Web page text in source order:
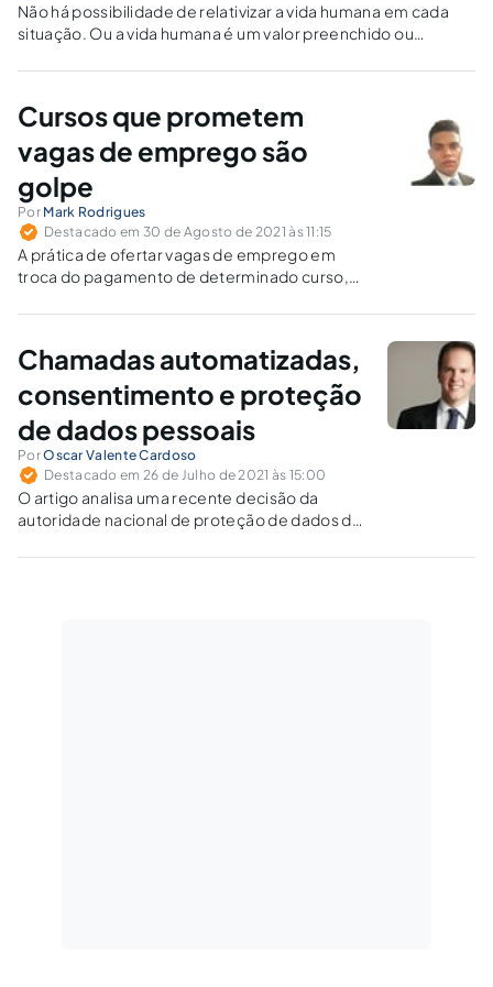
Não há possibilidade de relativizar a vida humana em cada
situação. Ou a vida humana é um valor preenchido ou
Cursos que prometem
vagas de emprego são
golpe
Por Mark Rodrigues
Destacado em 30 de Agosto de 2021 às 11:15
A prática de ofertar vagas de emprego em
troca do pagamento de determinado curso,
comum. Normalmente, as vítimas são pessoas
Chamadas automatizadas,
consentimento e proteção
de dados pessoais
PorOscar Valente Cardoso
Destacado em 26 de Julho de 2021 às 15:00
O artigo analisa uma recente decisão da
autoridade nacional de proteção de dados da
realização de marketing direto com ligações